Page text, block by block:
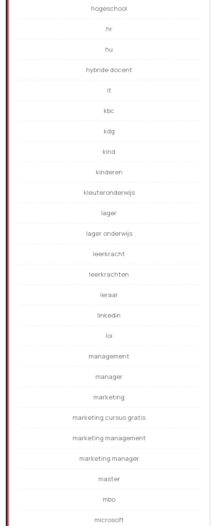
hogeschool
hr
hu
hybride docent
it
kbc
kdg
kind
kinderen
kleuteronderwijs
lager
lager onderwijs
leerkracht
leerkrachten
leraar
linkedin
loi
management
manager
marketing
marketing cursus gratis
marketing management
marketing manager
master
mbo
microsoft